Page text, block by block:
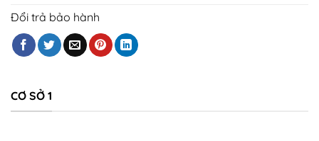
Đổi trả bảo hành
CƠ SỞ 1